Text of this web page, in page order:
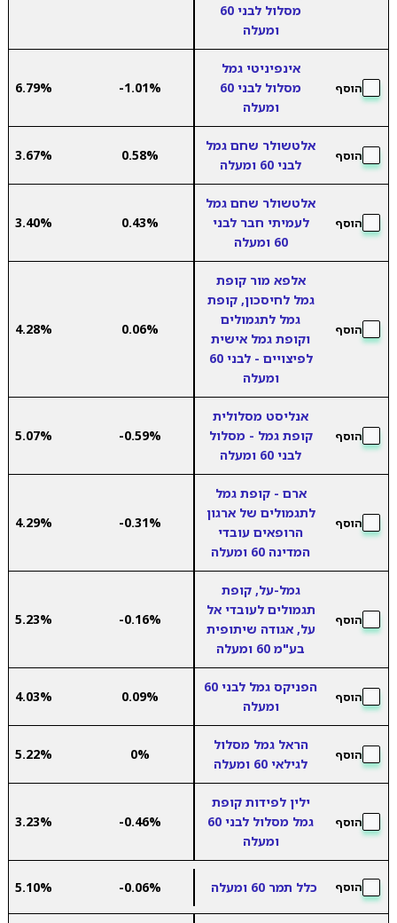
מסלול לבני 60
ומעלה
הוסף
אינפיניטי גמל
מסלול לבני 60
ומעלה
-1.01%
6.79%
הוסף
אלטשולר שחם גמל
לבני 60 ומעלה
0.58%
3.67%
הוסף
אלטשולר שחם גמל
לעמיתי חבר לבני
60 ומעלה
0.43%
3.40%
הוסף
אלפא מור קופת
גמל לחיסכון, קופת
גמל לתגמולים
וקופת גמל אישית
לפיצויים - לבני 60
ומעלה
0.06%
4.28%
הוסף
אנליסט מסלולית
קופת גמל - מסלול
לבני 60 ומעלה
-0.59%
5.07%
הוסף
ארם - קופת גמל
לתגמולים של ארגון
הרופאים עובדי
המדינה 60 ומעלה
-0.31%
4.29%
הוסף
גמל-על, קופת
תגמולים לעובדי אל
על, אגודה שיתופית
בע"מ 60 ומעלה
-0.16%
5.23%
הוסף
הפניקס גמל לבני 60
ומעלה
0.09%
4.03%
הוסף
הראל גמל מסלול
לגילאי 60 ומעלה
0%
5.22%
הוסף
ילין לפידות קופת
גמל מסלול לבני 60
ומעלה
-0.46%
3.23%
הוסף כלל תמר 60 ומעלה -0.06%
5.10%